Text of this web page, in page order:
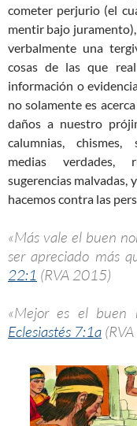
cometer perjurio (el
mentir bajo
verbalmente una
cosas de las que
información o
no solamente es
daños a nuestro
calumnias, chismes,
medias verdades,
sugerencias malvadas,
hacemos contra las
«Más vale el buen
ser apreciado más
22:1 (RVA 2015)
«Mejor es el buen
Eclesiastés 7:1a